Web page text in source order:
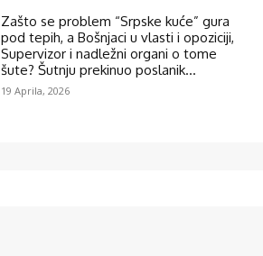
Zašto se problem “Srpske kuće” gura
pod tepih, a Bošnjaci u vlasti i opoziciji,
Supervizor i nadležni organi o tome
šute? Šutnju prekinuo poslanik...
19 Aprila, 2026